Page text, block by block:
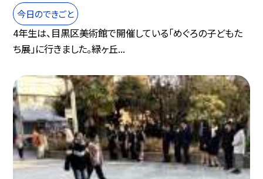
今日のできごと
4年生は、目黒区美術館で開催している「めぐろの子どもた
ち展」に行きました。緑ヶ丘...